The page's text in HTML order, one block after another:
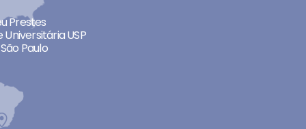
Prestes
Universitária USP
Paulo